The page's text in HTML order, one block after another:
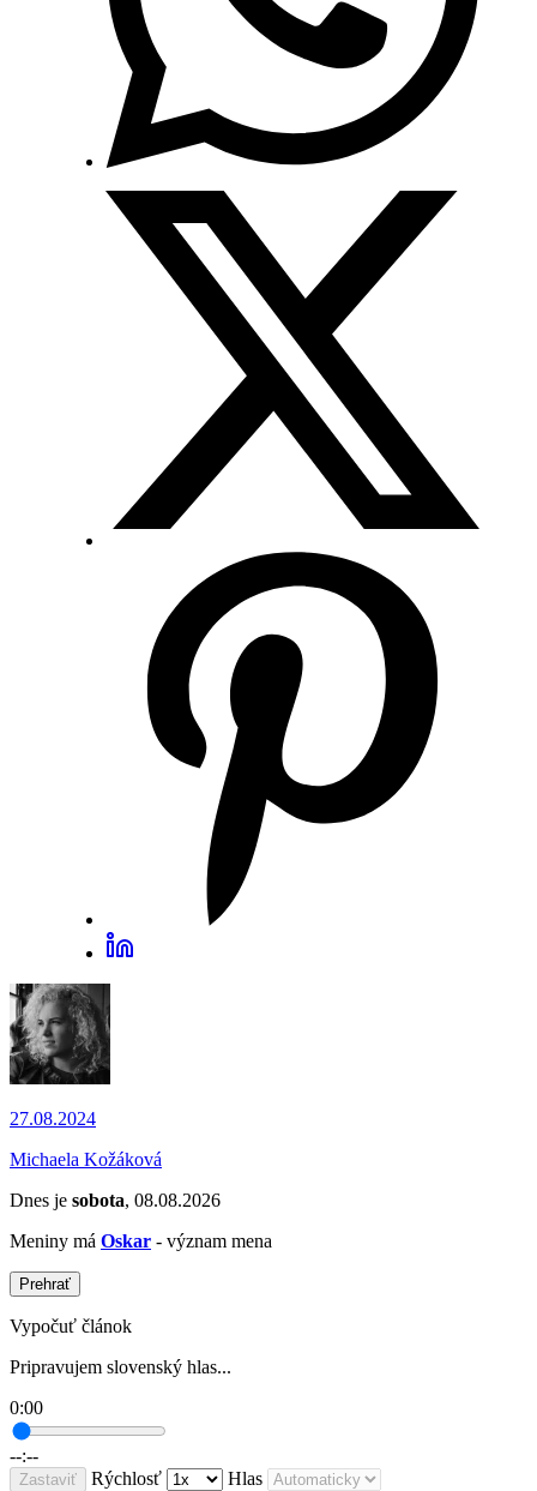
27.08.2024
Michaela Kožáková
Dnes je sobota, 08.08.2026
Meniny má Oskar - význam mena
Prehrať
Vypočuť článok
Pripravujem slovenský hlas...
0:00
--:--
Zastaviť Rýchlosť Hlas